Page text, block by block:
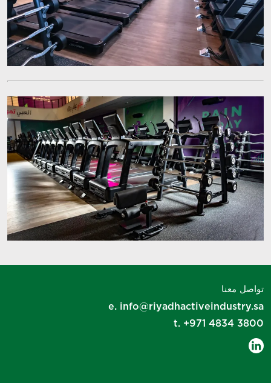
تواصل معنا
e. info@riyadhactiveindustry.sa
t. +971 4834 3800